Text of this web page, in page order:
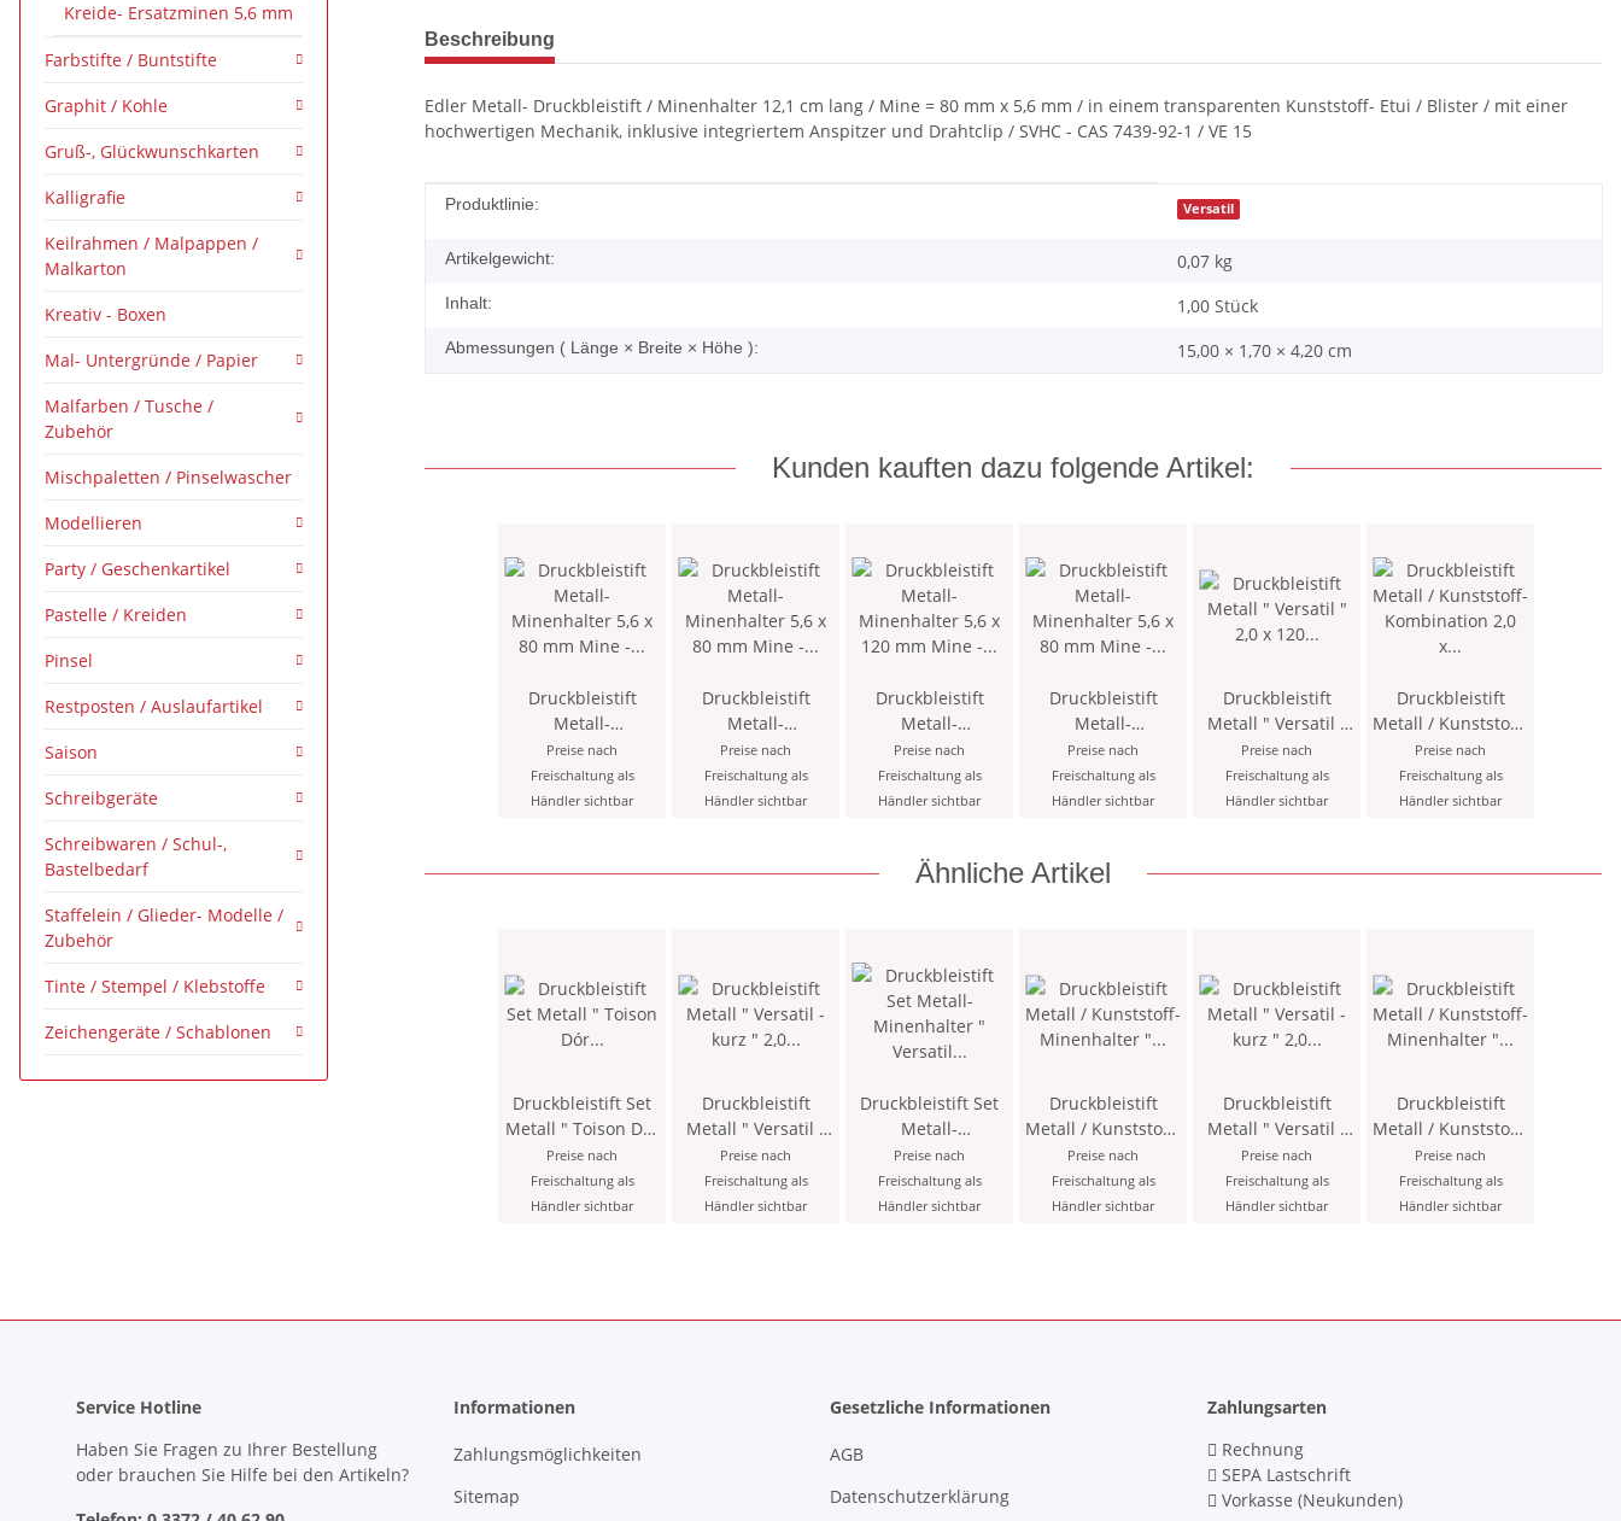
weitere Registerkarten anzeigen
Beschreibung
Edler Metall- Druckbleistift / Minenhalter 12,1 cm lang / Mine = 80 mm x 5,6 mm / in einem transparenten Kunststoff- Etui / Blister / mit einer
hochwertigen Mechanik, inklusive integriertem Anspitzer und Drahtclip / SVHC - CAS 7439-92-1 / VE 15
Produkteigenschaft
Wert
Produktlinie: Versatil
Artikelgewicht: 0,07 kg
Inhalt: 1,00 Stück
Abmessungen ( Länge × Breite × Höhe ): 15,00 × 1,70 × 4,20 cm
Kunden kauften dazu folgende Artikel:
Druckbleistift
Metall-
Minenhalter 5,6 x
80 mm Mine - Rot /
Silber - mit
<
Preise nach
Freischaltung als
Händler sichtbar
Druckbleistift
Metall-
Minenhalter 5,6 x
80 mm Mine -
Grün / Silber - mit
<
Preise nach
Freischaltung als
Händler sichtbar
Druckbleistift
Metall-
Minenhalter 5,6 x
120 mm Mine -
Magic - inklusive
Preise nach
Freischaltung als
Händler sichtbar
Druckbleistift
Metall-
Minenhalter 5,6 x
80 mm Mine -
Schwarz - mit
<
Preise nach
Freischaltung als
Händler sichtbar
Druckbleistift
Metall " Versatil "
2,0 x 120 mm Mine
- farblich sortiert -
mit Minenspitzer
Preise nach
Freischaltung als
Händler sichtbar
Druckbleistift
Metall / Kunststoff-
Kombination 2,0 x
120 mm Mine -
farblich sortiert -
Preise nach
Freischaltung als
Händler sichtbar
Ähnliche Artikel
Druckbleistift Set
Metall " Toison Dór
" 2,0 x 120 mm
Mine - Schwarz-
mit Minenspitzer +
Preise nach
Freischaltung als
Händler sichtbar
Druckbleistift
Metall " Versatil -
kurz " 2,0 x 90 mm
Mine - Blau - mit
Minenspitzer und
Preise nach
Freischaltung als
Händler sichtbar
Druckbleistift Set
Metall-
Minenhalter "
Versatil - soft " 5,6
x 80 mm Mine mit
Preise nach
Freischaltung als
Händler sichtbar
Druckbleistift
Metall / Kunststoff-
Minenhalter "
Versatil " 5,6 x 120
mm Mine -
Preise nach
Freischaltung als
Händler sichtbar
Druckbleistift
Metall " Versatil -
kurz " 2,0 x 90 mm
Mine - Gelb - mit
Minenspitzer und
Preise nach
Freischaltung als
Händler sichtbar
Druckbleistift
Metall / Kunststoff-
Minenhalter "
Versatil " 5,6 x 120
mm Mine -
Preise nach
Freischaltung als
Händler sichtbar
Kreide- Ersatzminen 5,6 mm
Farbstifte / Buntstifte
Graphit / Kohle
Gruß-, Glückwunschkarten
Kalligrafie
Keilrahmen / Malpappen /
Malkarton
Kreativ - Boxen
Mal- Untergründe / Papier
Malfarben / Tusche /
Zubehör
Mischpaletten / Pinselwascher
Modellieren
Party / Geschenkartikel
Pastelle / Kreiden
Pinsel
Restposten / Auslaufartikel
Saison
Schreibgeräte
Schreibwaren / Schul-,
Bastelbedarf
Staffelein / Glieder- Modelle /
Zubehör
Tinte / Stempel / Klebstoffe
Zeichengeräte / Schablonen
Service Hotline
Haben Sie Fragen zu Ihrer Bestellung
oder brauchen Sie Hilfe bei den Artikeln?
Informationen
Zahlungsmöglichkeiten
Sitemap
Gesetzliche Informationen
AGB
Datenschutzerklärung
Zahlungsarten
Rechnung
SEPA Lastschrift
Vorkasse (Neukunden)